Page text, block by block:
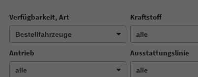
Verfügbarkeit, Art Kraftstoff
Antrieb Ausstattungslinie